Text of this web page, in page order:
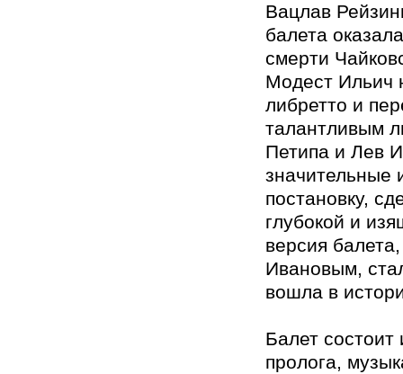
Вацлав
балета
смерти
Модест Ильич
либретто и
талантливым
Петипа и Лев
значительные
постановку,
глубокой и
версия
Ивановым,
вошла в
Балет состоит
пролога,